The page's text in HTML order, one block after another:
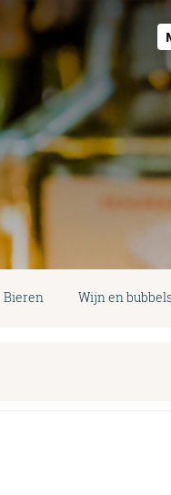
Bieren Wijn en